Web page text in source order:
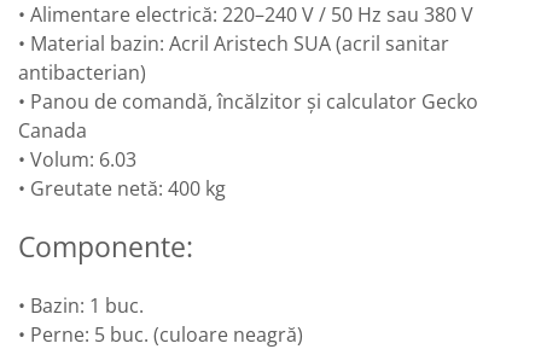
• Alimentare electrică: 220–240 V / 50 Hz sau 380 V
• Material bazin: Acril Aristech SUA (acril sanitar
antibacterian)
• Panou de comandă, încălzitor și calculator Gecko
Canada
• Volum: 6.03
• Greutate netă: 400 kg
Componente:
• Bazin: 1 buc.
• Perne: 5 buc. (culoare neagră)